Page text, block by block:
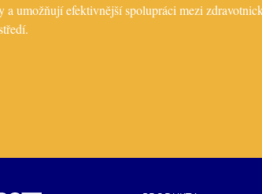
a umožňují efektivnější spolupráci mezi